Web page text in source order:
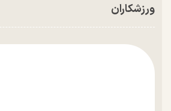
ورزشکاران